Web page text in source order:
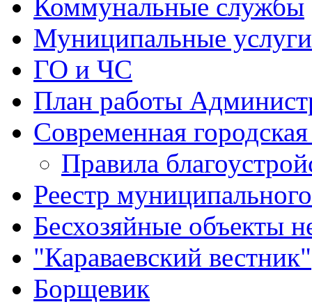
Коммунальные службы
Муниципальные услуги
ГО и ЧС
План работы
Современная городская
Правила
Реестр
Бесхозяйные объекты
"Караваевский вестник"
Борщевик